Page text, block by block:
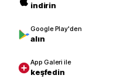
indirin
Google Play'den
alın
App Galeri ile
keşfedin